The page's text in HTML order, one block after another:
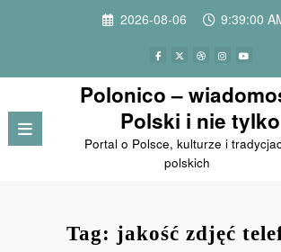
2026-08-06 9:39:00
Polonico –
Polski i nie tylko
Portal o Polsce, kulturze i
polskich
Tag: jakość zdjęć